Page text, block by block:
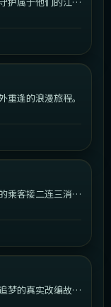
逢的浪漫旅程。
乘客接二连三消
梦的真实改编故